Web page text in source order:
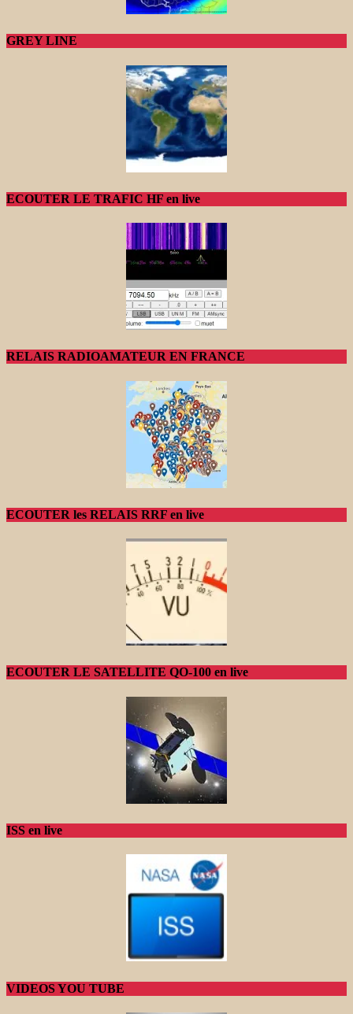
GREY LINE
ECOUTER LE TRAFIC HF en live
RELAIS RADIOAMATEUR EN FRANCE
ECOUTER les RELAIS RRF en live
ECOUTER LE SATELLITE QO-100 en live
ISS en live
VIDEOS YOU TUBE